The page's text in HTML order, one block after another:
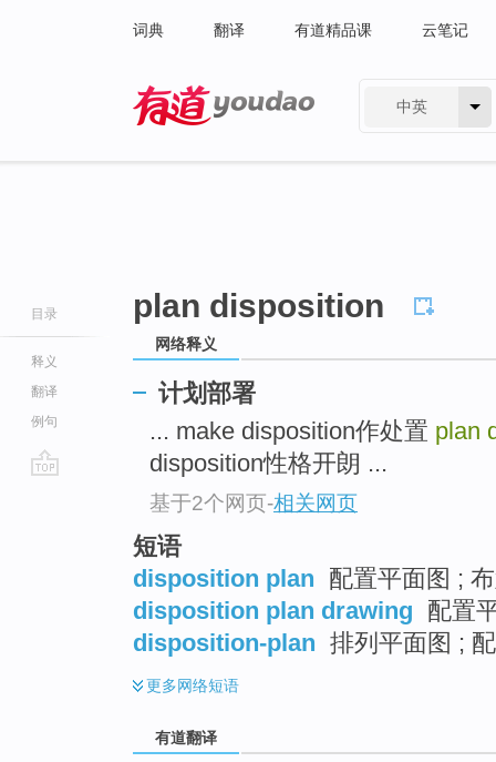
词典 翻译 有道精品课 云笔记
中英
目录
释义
翻译
例句
plan disposition
网络释义
计划部署
... make disposition作处置 plan
disposition性格开朗 ...
基于2个网页-相关网页
短语
disposition plan 配置平面图 ;
disposition plan drawing 配置
disposition-plan 排列平面图 ;
更多网络短语
有道翻译